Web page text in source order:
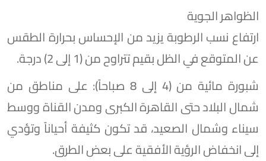
الظواهر الجوية
ارتفاع نسب الرطوبة يزيد من الإحساس بحرارة الطقس
عن المتوقع في الظل بقيم تتراوح من (1 إلى 2) درجة.
​شبورة مائية من (4 إلى 8 صباحاً): على مناطق من
شمال البلاد حتى القاهرة الكبرى ومدن القناة ووسط
سيناء وشمال الصعيد، قد تكون كثيفة أحياناً وتؤدي
إلى انخفاض الرؤية الأفقية على بعض الطرق.